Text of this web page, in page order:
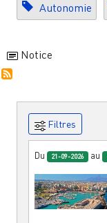
Autonomie
Notice
Filtres
Du 21-09-2026 au